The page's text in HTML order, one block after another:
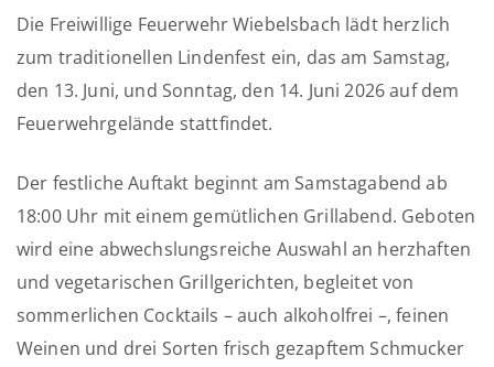
Die Freiwillige Feuerwehr Wiebelsbach lädt herzlich
zum traditionellen Lindenfest ein, das am Samstag,
den 13. Juni, und Sonntag, den 14. Juni 2026 auf dem
Feuerwehrgelände stattfindet.
Der festliche Auftakt beginnt am Samstagabend ab
18:00 Uhr mit einem gemütlichen Grillabend. Geboten
wird eine abwechslungsreiche Auswahl an herzhaften
und vegetarischen Grillgerichten, begleitet von
sommerlichen Cocktails – auch alkoholfrei –, feinen
Weinen und drei Sorten frisch gezapftem Schmucker